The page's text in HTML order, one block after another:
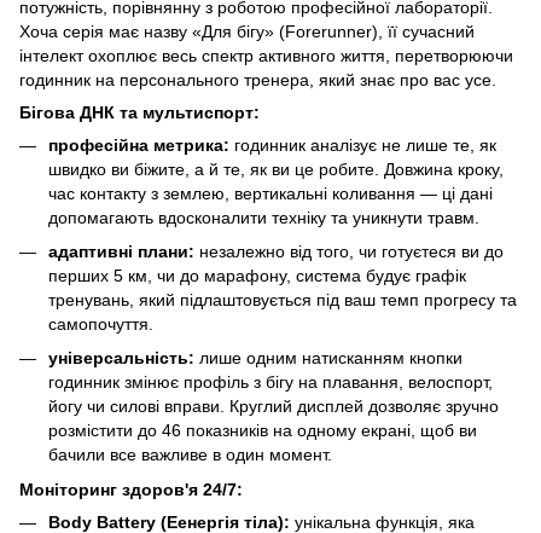
потужність, порівнянну з роботою професійної лабораторії.
Хоча серія має назву «Для бігу» (Forerunner), її сучасний
інтелект охоплює весь спектр активного життя, перетворюючи
годинник на персонального тренера, який знає про вас усе.
Бігова ДНК та мультиспорт:
професійна метрика: годинник аналізує не лише те, як
швидко ви біжите, а й те, як ви це робите. Довжина кроку,
час контакту з землею, вертикальні коливання — ці дані
допомагають вдосконалити техніку та уникнути травм.
адаптивні плани: незалежно від того, чи готуєтеся ви до
перших 5 км, чи до марафону, система будує графік
тренувань, який підлаштовується під ваш темп прогресу та
самопочуття.
універсальність: лише одним натисканням кнопки
годинник змінює профіль з бігу на плавання, велоспорт,
йогу чи силові вправи. Круглий дисплей дозволяє зручно
розмістити до 46 показників на одному екрані, щоб ви
бачили все важливе в один момент.
Моніторинг здоров'я 24/7:
Body Battery (Еенергія тіла): унікальна функція, яка